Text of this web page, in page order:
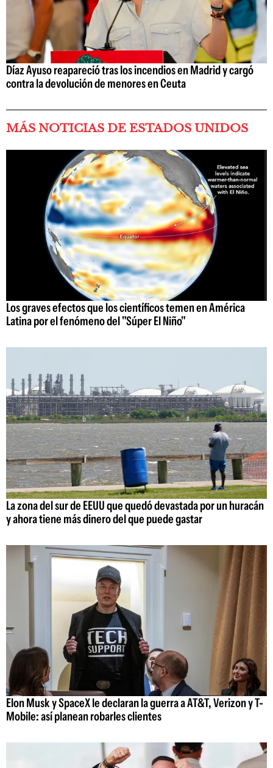
Díaz Ayuso reapareció tras los incendios en Madrid y cargó
contra la devolución de menores en Ceuta
MÁS NOTICIAS DE ESTADOS UNIDOS
Los graves efectos que los científicos temen en América
Latina por el fenómeno del "Súper El Niño"
La zona del sur de EEUU que quedó devastada por un huracán
y ahora tiene más dinero del que puede gastar
Elon Musk y SpaceX le declaran la guerra a AT&T, Verizon y T-
Mobile: así planean robarles clientes